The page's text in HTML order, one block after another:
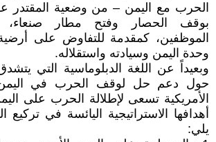
الحرب مع اليمن – من وضعية المقتدر
بوقف الحصار وفتح مطار صنعاء،
الموظفين، كمقدمة للتفاوض على
وحدة اليمن وسيادته واستقلاله.
وبعيداً عن اللغة الدبلوماسية التي
حول دعم حل لوقف الحرب في اليمن،
الأمريكية تسعى لإطلالة الحرب على
أهدافها الاستراتيجية اليائسة في تركيع
يلي: